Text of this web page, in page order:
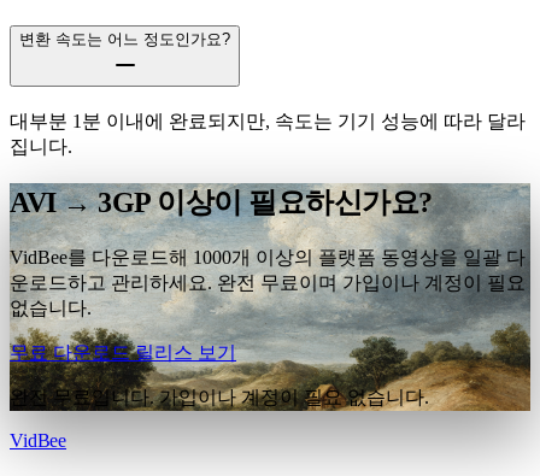
변환 속도는 어느 정도인가요?
대부분 1분 이내에 완료되지만, 속도는 기기 성능에 따라 달라
집니다.
AVI → 3GP 이상이 필요하신가요?
VidBee를 다운로드해 1000개 이상의 플랫폼 동영상을 일괄 다
운로드하고 관리하세요. 완전 무료이며 가입이나 계정이 필요
없습니다.
무료 다운로드릴리스 보기
완전 무료입니다. 가입이나 계정이 필요 없습니다.
VidBee